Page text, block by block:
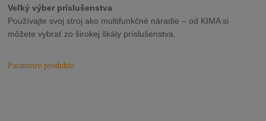
Veľký výber príslušenstva
Používajte svoj stroj ako multifunkčné náradie – od KIMA si
môžete vybrať zo širokej škály príslušenstva.
Parametre produktu